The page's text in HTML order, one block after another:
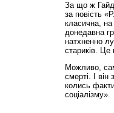
За що ж
за повість
класична, на
донедавна
натхненно
стариків.
Можливо,
смерті. І
колись